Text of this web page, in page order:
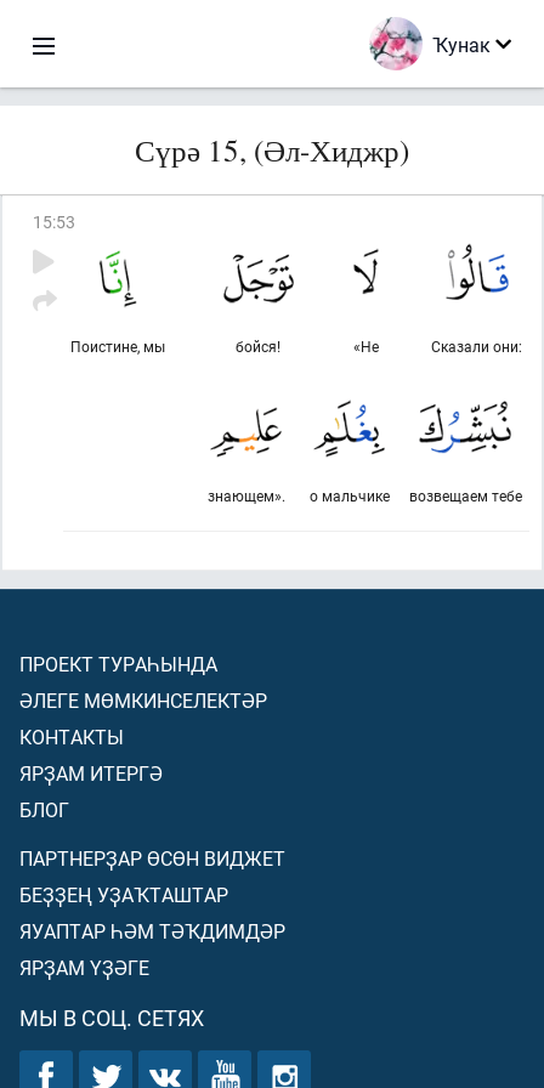
Ҡунак
Сүрә 15, (Әл-Хиджр)
15:53
Сказали они:
«Не
бойся!
Поистине, мы
возвещаем тебе
о мальчике
знающем».
ПРОЕКТ ТУРАҺЫНДА
ӘЛЕГЕ МӨМКИНСЕЛЕКТӘР
КОНТАКТЫ
ЯРҘАМ ИТЕРГӘ
БЛОГ
ПАРТНЕРҘАР ӨСӨН ВИДЖЕТ
БЕҘҘЕҢ УҘАҠТАШТАР
ЯУАПТАР ҺӘМ ТӘҠДИМДӘР
ЯРҘАМ ҮҘӘГЕ
МЫ В СОЦ. СЕТЯХ